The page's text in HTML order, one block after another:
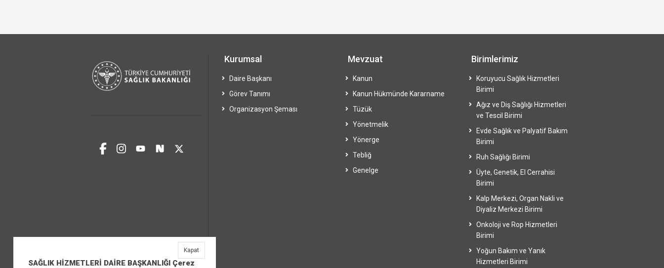
Kurumsal
Daire Başkanı
Görev Tanımı
Organizasyon Şeması
Mevzuat
Kanun
Kanun Hükmünde Kararname
Tüzük
Yönetmelik
Yönerge
Tebliğ
Genelge
Birimlerimiz
Koruyucu Sağlık Hizmetleri
Birimi
Ağız ve Diş Sağlığı Hizmetleri
ve Tescil Birimi
Evde Sağlık ve Palyatif Bakım
Birimi
Ruh Sağlığı Birimi
Üyte, Genetik, El Cerrahisi
Birimi
Kalp Merkezi, Organ Nakli ve
Diyaliz Merkezi Birimi
Onkoloji ve Rop Hizmetleri
Birimi
Yoğun Bakım ve Yanık
Hizmetleri Birimi
SAĞLIK HİZMETLERİ DAİRE BAŞKANLIĞI Çerez
Kapat